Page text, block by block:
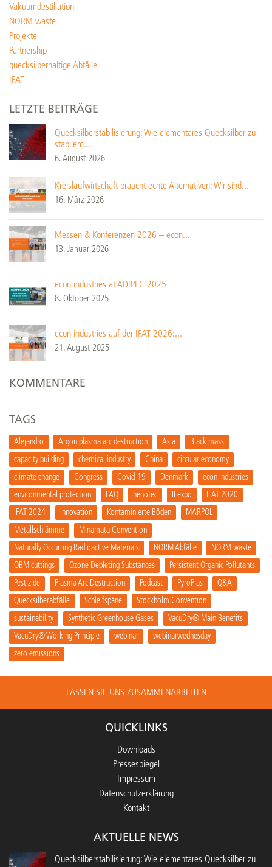
Vakuumdestillation
NORM waste
Projekte
Partnership
quecksilberhaltige Abfälle
IFAT
LETZTE BEITRÄGE
Quecksilberstabilisierung: Wie elementares Quecksilber zu
stabilem...
6. August 2026
Kreislaufwirtschaft braucht echte Alternativen: Wir sind...
16. März 2026
Messen & Konferenzen 2026 – econ...
13. Januar 2026
econ industries at ADIPEC 2025
8. Oktober 2025
econ industries auf der IFAT 2026:...
21. August 2025
KOMMENTARE
TAGS
Alejandro Argon plasma arc destruction Asia
Black mass
capacity building
chemical industry China
circular economy
climate change
Congress Covid-19 Denmark
econ industries
environmental protection
FAQ henotec IEexpo
IFAT 2020
IFAT 2024
innovation Kontaminierte Böden
MARPOL
Metallschlämme
Minamata Convention
Naturally Occurring Radioactive Materials
NORM Abfälle
NORM waste
OBM cuttings
Ozone Depleting Substances
Persistent Organic Pollutants
Pestizide
Plasma Arc Destruction Podcast PyroPlas
Q&A
Quecksilberabfälle
Schleifspäne
Stockholm Convention
sustainability
Synthetic Greenhouse Gases
VacuDry® Main Benefits
VacuDry® Working Principle
webinar
webinarwednesday
zero emissions
LASSEN SIE UNS ZUSAMMENARBEITEN
QUICKLINKS
Downloads
Pressespiegel
Impressum
Datenschutzerklärung
Kontakt
AKTUELLE NEWS
Quecksilberstabilisierung: Wie elementares Quecksilber zu